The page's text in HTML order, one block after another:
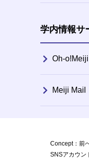
学内情報サ
Oh-
Meiji Mail
Concept：前
SNSアカウン